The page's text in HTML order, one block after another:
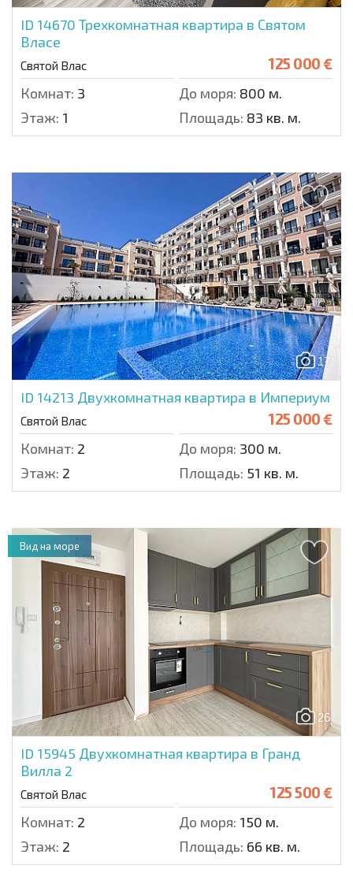
ID 14670 Трехкомнатная квартира в Святом
Власе
Святой Влас 125 000 €
Комнат: 3 До моря: 800 м.
Этаж: 1 Площадь: 83 кв. м.
17
ID 14213 Двухкомнатная квартира в Империум
Святой Влас 125 000 €
Комнат: 2 До моря: 300 м.
Этаж: 2 Площадь: 51 кв. м.
26
ID 15945 Двухкомнатная квартира в Гранд
Вилла 2
Святой Влас 125 500 €
Комнат: 2 До моря: 150 м.
Этаж: 2 Площадь: 66 кв. м.
Вид на море